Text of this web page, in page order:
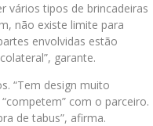
vários tipos de brincadeiras
não existe limite para
envolvidas estão
garante.
“Tem design muito
com o parceiro.
de tabus”, afirma.